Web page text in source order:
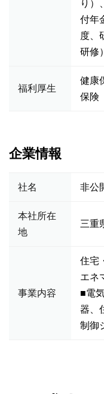
り）
付年
度、
研修
福利厚生
健康
保険
企業情報
社名 非公
本社所在
地
三重
事業内容
住宅
エネ
■電
器、
制御